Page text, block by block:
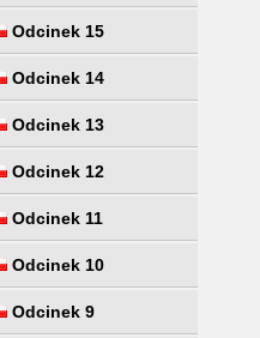
Odcinek 15
Odcinek 14
Odcinek 13
Odcinek 12
Odcinek 11
Odcinek 10
Odcinek 9